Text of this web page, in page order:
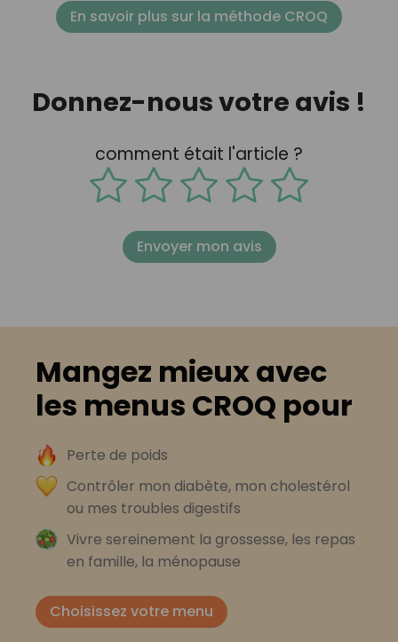
En savoir plus sur la méthode CROQ
Donnez-nous votre avis !
comment était l'article ?
Envoyer mon avis
Mangez mieux avec
les menus CROQ pour
Perte de poids
Contrôler mon diabète, mon cholestérol
ou mes troubles digestifs
Vivre sereinement la grossesse, les repas
en famille, la ménopause
Choisissez votre menu